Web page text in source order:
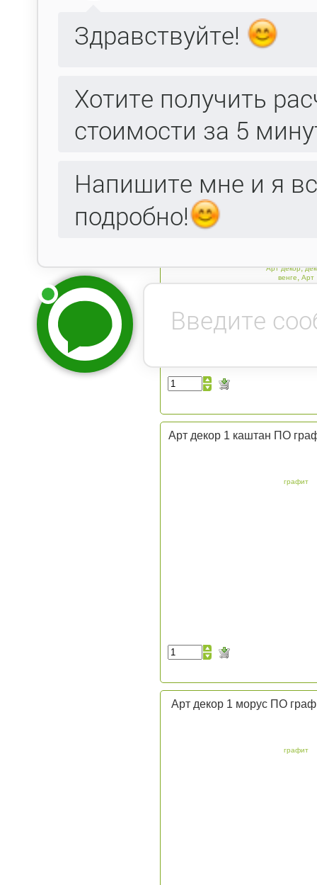
Арт декор,
венге
Арт
Арт декор 1 каштан ПО
графит
Арт декор 1 морус ПО
графит